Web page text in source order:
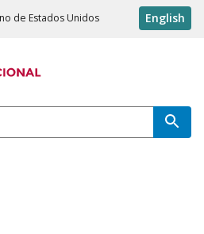
de Estados Unidos English